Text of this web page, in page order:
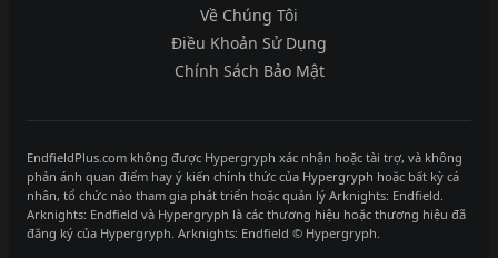
Về Chúng Tôi
Điều Khoản Sử Dụng
Chính Sách Bảo Mật
EndfieldPlus.com không được Hypergryph xác nhận hoặc tài trợ, và không
phản ánh quan điểm hay ý kiến chính thức của Hypergryph hoặc bất kỳ cá
nhân, tổ chức nào tham gia phát triển hoặc quản lý Arknights: Endfield.
Arknights: Endfield và Hypergryph là các thương hiệu hoặc thương hiệu đã
đăng ký của Hypergryph. Arknights: Endfield © Hypergryph.